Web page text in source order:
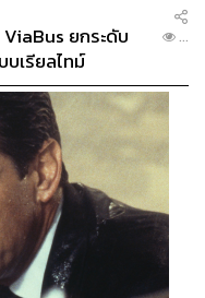
ยกระดับ
เรียลไทม์
...